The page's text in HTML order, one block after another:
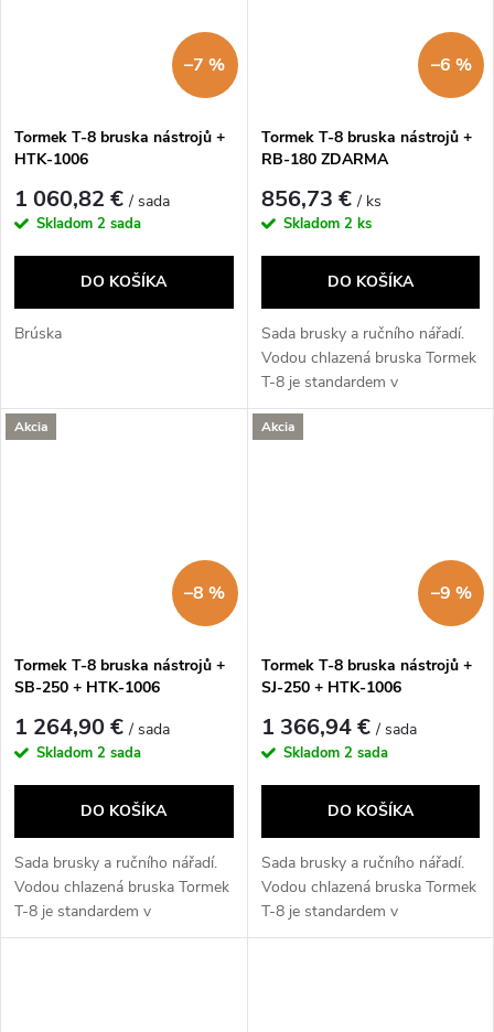
–7 %
Tormek T-8 bruska nástrojů +
HTK-1006
1 060,82 €/ sada
Skladom 2 sada
DO KOŠÍKA
Brúska
–6 %
Tormek T-8 bruska nástrojů +
RB-180 ZDARMA
856,73 €/ ks
Skladom 2 ks
DO KOŠÍKA
Sada brusky a ručního nářadí.
Vodou chlazená bruska Tormek
T-8 je standardem v
profesionální...
Akcia
–8 %
Tormek T-8 bruska nástrojů +
SB-250 + HTK-1006
1 264,90 €/ sada
Skladom 2 sada
DO KOŠÍKA
Sada brusky a ručního nářadí.
Vodou chlazená bruska Tormek
T-8 je standardem v
profesionální...
Akcia
–9 %
Tormek T-8 bruska nástrojů +
SJ-250 + HTK-1006
1 366,94 €/ sada
Skladom 2 sada
DO KOŠÍKA
Sada brusky a ručního nářadí.
Vodou chlazená bruska Tormek
T-8 je standardem v
profesionální...